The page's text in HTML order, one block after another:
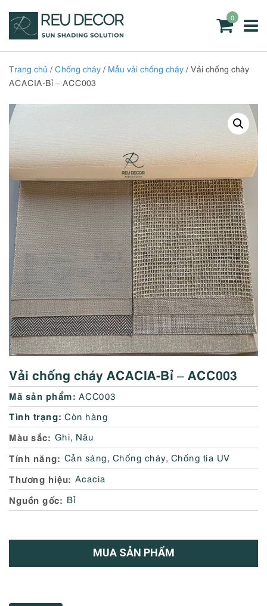
0
Trang chủ / Chống cháy / Mẫu vải chống cháy / Vải chống cháy
ACACIA-Bỉ – ACC003
Vải chống cháy ACACIA-Bỉ – ACC003
Mã sản phẩm: ACC003
Tình trạng: Còn hàng
Màu sắc Ghi Nâu
Tính năng Cản sáng Chống cháy, Chống tia UV
Thương hiệu Acacia
Nguồn gốc Bỉ
MUA SẢN PHẨM